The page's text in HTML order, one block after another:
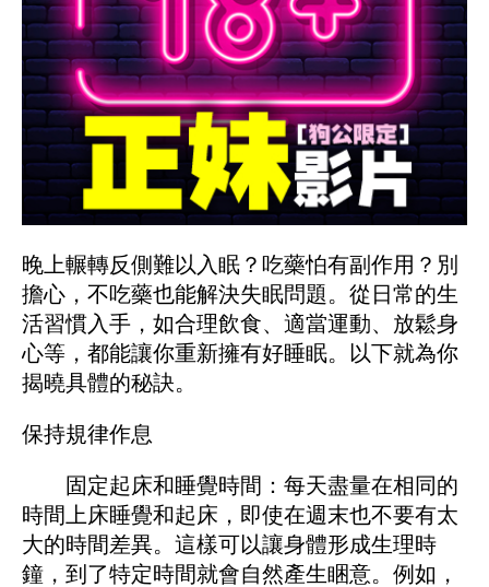
晚上輾轉反側難以入眠？吃藥怕有副作用？別
擔心，不吃藥也能解決失眠問題。從日常的生
活習慣入手，如合理飲食、適當運動、放鬆身
心等，都能讓你重新擁有好睡眠。以下就為你
揭曉具體的秘訣。
保持規律作息
固定起床和睡覺時間：每天盡量在相同的
時間上床睡覺和起床，即使在週末也不要有太
大的時間差異。這樣可以讓身體形成生理時
鐘，到了特定時間就會自然產生睏意。例如，